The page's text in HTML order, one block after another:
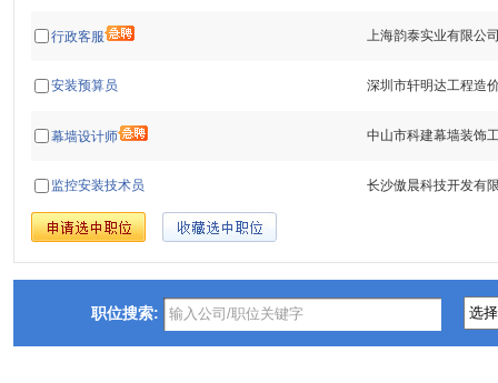
行政客服 上海韵泰实业有限公
安装预算员 深圳市轩明达工程造
幕墙设计师 中山市科建幕墙装饰
监控安装技术员 长沙傲晨科技开发有
职位搜索: